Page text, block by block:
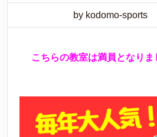
by kodomo-sports
こちらの教室は満員となり